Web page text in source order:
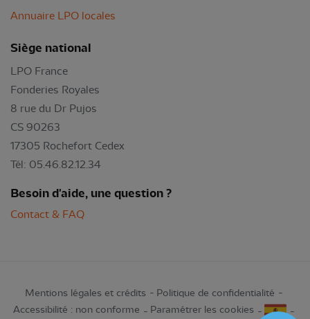
Annuaire LPO locales
Siège national
LPO France
Fonderies Royales
8 rue du Dr Pujos
CS 90263
17305 Rochefort Cedex
Tél: 05.46.82.12.34
Besoin d'aide, une question ?
Contact & FAQ
Mentions légales et crédits
Politique de confidentialité
Accessibilité : non conforme
Paramétrer les cookies